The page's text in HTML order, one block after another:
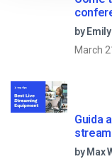
by
March
Guida
by Max